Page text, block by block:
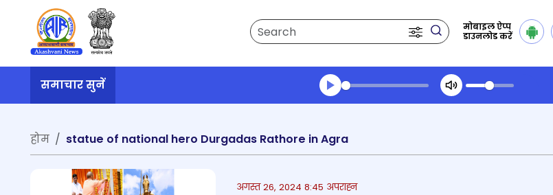
Search
मोबाइल ऐप्प
डाउनलोड करें
समाचार सुनें
Transcript summary
होम
statue of national hero Durgadas Rathore in Agra
अगस्त 26, 2024 8:45 अपराह्न